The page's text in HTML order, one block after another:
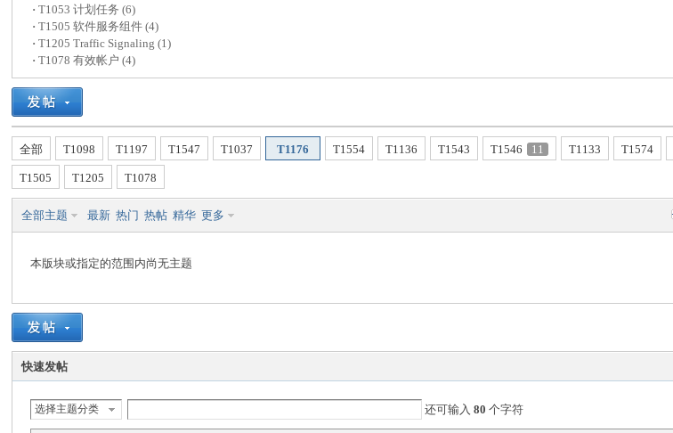
Mi
· T1053 计划任务 (6)
· T1505 软件服务组件 (4)
· T1205 Traffic Signaling (1)
· T1078 有效帐户 (4)
全部 T1098 T1197 T1547 T1037 T1176 T1554 T1136 T1543 T1546 11 T1133 T1574
T1505 T1205 T1078
全部主题 最新 热门 热帖 精华 更多
本版块或指定的范围内尚无主题
快速发帖
选择主题分类 还可输入80 个字符